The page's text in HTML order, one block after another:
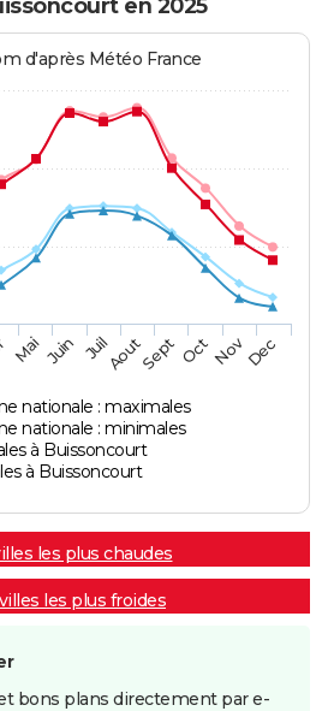
en 2025
d'après Météo France
nationale : maximales
nationale : minimales
à Buissoncourt
à Buissoncourt
Mai Juin JuilAoutSept OctNovDec
les plus chaudes
les plus froides
bons plans directement par e-